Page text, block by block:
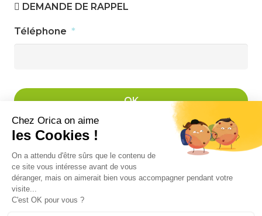
DEMANDE DE RAPPEL
Téléphone *
ORICA
03 62 26 36 50